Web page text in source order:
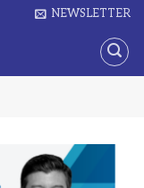
NEWSLETTER